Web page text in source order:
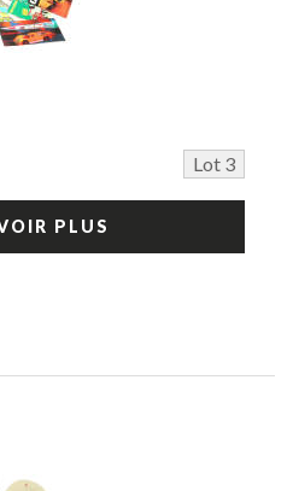
Lot 3
PLUS